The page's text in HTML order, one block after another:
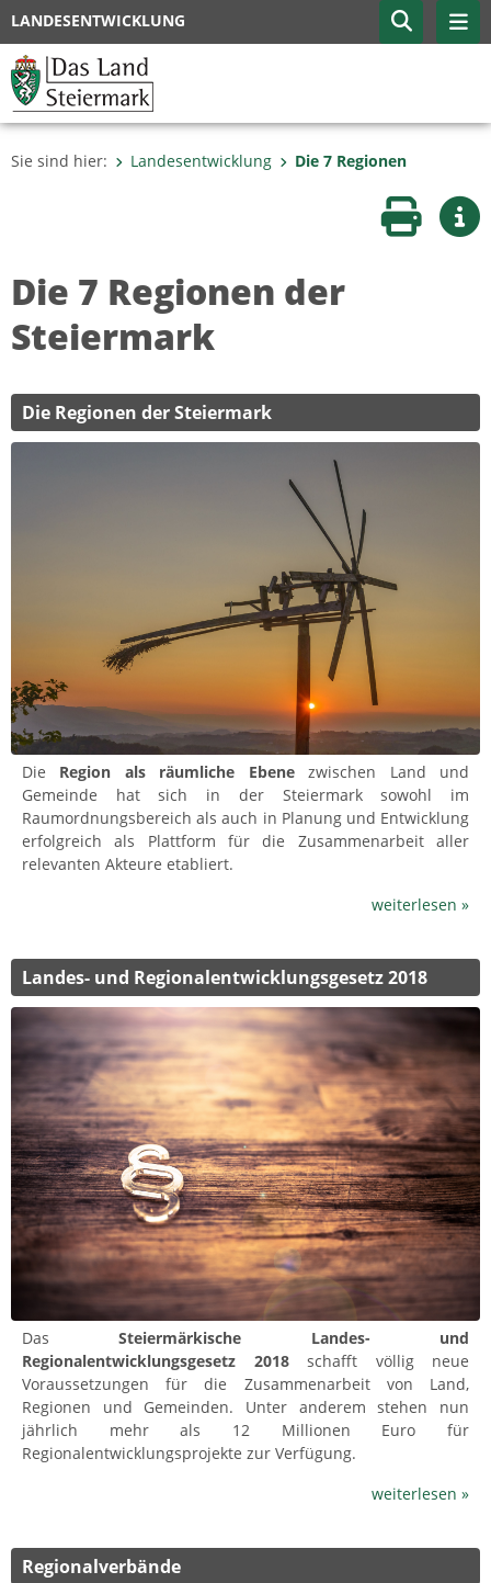
LANDESENTWICKLUNG
Sie sind hier: Landesentwicklung Die 7 Regionen
Seite
Die 7 Regionen der
Steiermark
Die Regionen der Steiermark
Die Region als räumliche Ebenezwischen Land und
Gemeinde hat sich in der Steiermark sowohl im
Raumordnungsbereich als auch in Planung und Entwicklung
erfolgreich als Plattform für die Zusammenarbeit aller
relevanten Akteure etabliert.
weiterlesen »
Landes- und Regionalentwicklungsgesetz 2018
DasSteiermärkische Landes- und
Regionalentwicklungsgesetz 2018 schafft völlig neue
Voraussetzungen für die Zusammenarbeit von Land,
Regionen und Gemeinden. Unter anderem stehen nun
jährlich mehr als 12 Millionen Euro für
Regionalentwicklungsprojekte zur Verfügung.
weiterlesen »
Regionalverbände